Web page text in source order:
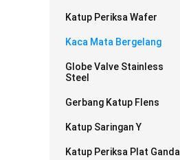
Katup Periksa Wafer
Kaca Mata Bergelang
Globe Valve Stainless
Steel
Gerbang Katup Flens
Katup Saringan Y
Katup Periksa Plat Ganda